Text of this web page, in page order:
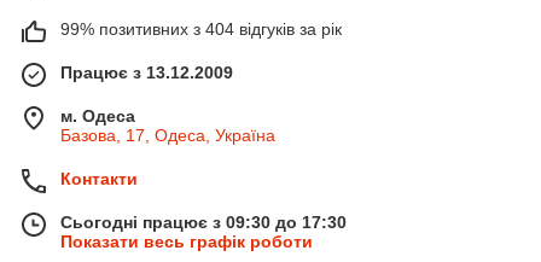
99% позитивних з 404 відгуків за рік
Працює з 13.12.2009
м. Одеса
Базова, 17, Одеса, Україна
Контакти
Сьогодні працює з 09:30 до 17:30
Показати весь графік роботи